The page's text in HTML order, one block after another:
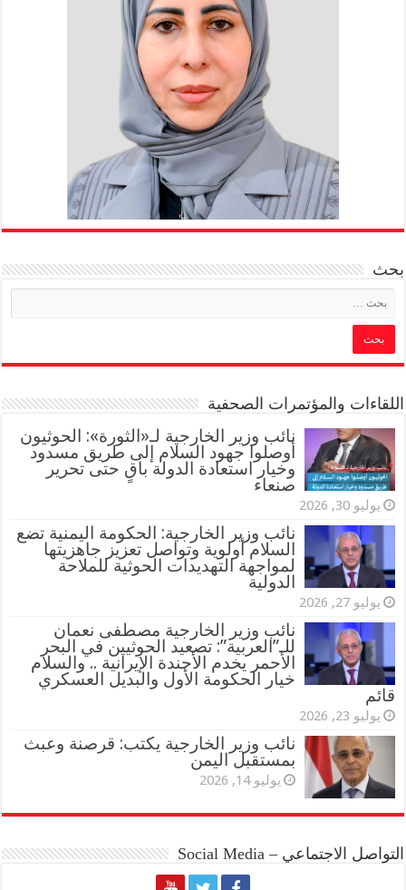
بحث
اللقاءات والمؤتمرات الصحفية
‏نائب وزير الخارجية لـ«الثورة»: الحوثيون
أوصلوا جهود السلام إلى طريق مسدود
وخيار استعادة الدولة باقٍ حتى تحرير
صنعاء
يوليو 30, 2026
نائب وزير الخارجية: الحكومة اليمنية تضع
السلام أولوية وتواصل تعزيز جاهزيتها
لمواجهة التهديدات الحوثية للملاحة
الدولية
يوليو 27, 2026
نائب وزير الخارجية مصطفى نعمان
للـ”العربية”: تصعيد الحوثيين في البحر
الأحمر يخدم الأجندة الإيرانية .. والسلام
خيار الحكومة الأول والبديل العسكري
قائم
يوليو 23, 2026
نائب وزير الخارجية يكتب: قرصنة وعبث
بمستقبل اليمن
يوليو 14, 2026
التواصل الاجتماعي – Social Media